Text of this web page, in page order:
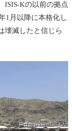
ISIS-Kの以前の拠点
1月以降に本格化し
壊滅したと信じら